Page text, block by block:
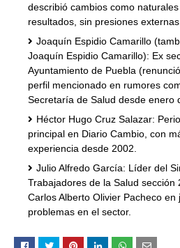
describió cambios como
resultados, sin presiones externas.
Joaquín Espidio Camarillo
Joaquín Espidio Camarillo): Ex
Ayuntamiento de Puebla
perfil mencionado en rumores
Secretaría de Salud desde enero
Héctor Hugo Cruz Salazar:
principal en Diario Cambio, con
experiencia desde 2002.
Julio Alfredo García: Líder del
Trabajadores de la Salud sección
Carlos Alberto Olivier Pacheco
problemas en el sector.